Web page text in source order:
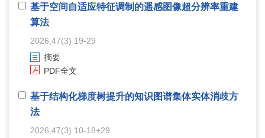
基于空间自适应特征调制的遥感图像超分辨率重建
算法
2026,47(3) 19-29
摘要
PDF全文
基于结构化梯度树提升的知识图谱集体实体消歧方
法
2026,47(3) 10-18+29